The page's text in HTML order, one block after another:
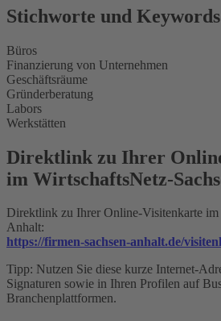
Stichworte und
Büros
Finanzierung von Unternehmen
Geschäftsräume
Gründerberatung
Labors
Werkstätten
Direktlink zu Ihrer
im WirtschaftsNetz-
Direktlink zu Ihrer Online-Visitenkarte im
Anhalt:
https://firmen-sachsen-anhalt.de/
Tipp: Nutzen Sie diese kurze Internet-
Signaturen sowie in Ihren Profilen auf
Branchenplattformen.